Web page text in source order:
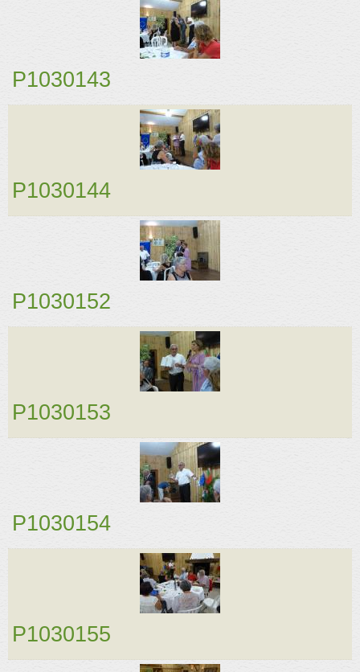
P1030143
P1030144
P1030152
P1030153
P1030154
P1030155